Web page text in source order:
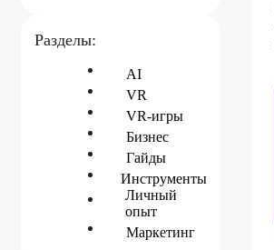
Разделы:
AI
VR
VR-игры
Бизнес
Гайды
Инструменты
Личный
опыт
Маркетинг